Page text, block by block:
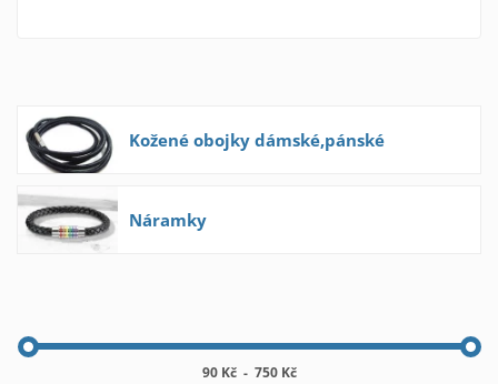
Kožené obojky dámské,pánské
Náramky
90 Kč - 750 Kč